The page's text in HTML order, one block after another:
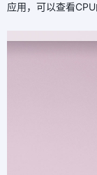
应用，可以查看